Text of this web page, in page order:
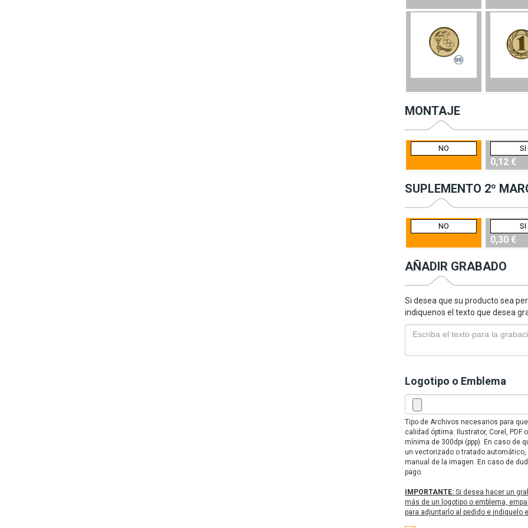
MONTAJE
NO SI
0,12 €
SUPLEMENTO 2º
NO SI
0,30 €
AÑADIR GRABADO
Si desea que su producto sea
indiquenos el texto que desea
Logotipo o Emblema
Tipo de Archivos necesarios para
calidad óptima: Ilustrator, Corel, PDF
mínima de 300dpi (ppp). En caso de
un vectorizado o tratado
manual de la imagen. En caso de
pago.
IMPORTANTE: Si desea hacer un
más de un logotipo o emblema,
para adjuntarlo al pedido e indiquelo